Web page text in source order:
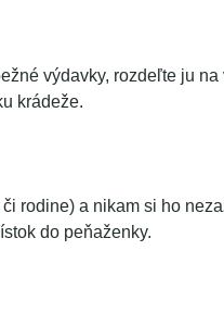
výdavky, rozdeľte ju na
krádeže.
rodine) a nikam si ho
do peňaženky.